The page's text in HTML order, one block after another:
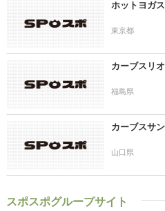
ホットヨガ
東京都
カーブスリ
福島県
カーブスサ
山口県
スポスポグループサイト